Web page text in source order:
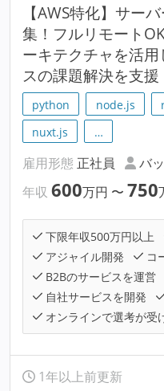
【AWS特化】サー
集！フルリモート
ーキテクチャを活
スの課題解決を支援
python node.js
nuxt.js
…
雇用形態 正社員 バ
年収 600万円 〜 750
下限年収500万円以上
アジャイル開発
コ
B2Bのサービスを運営
自社サービスを開発
オンラインで選考が受
1年以上前更新